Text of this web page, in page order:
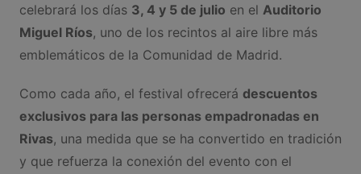
celebrará los días 3, 4 y 5 de julio en el Auditorio
Miguel Ríos, uno de los recintos al aire libre más
emblemáticos de la Comunidad de Madrid.
Como cada año, el festival ofrecerá descuentos
exclusivos para las personas empadronadas en
Rivas, una medida que se ha convertido en tradición
y que refuerza la conexión del evento con el